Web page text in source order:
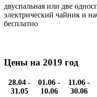
двуспальная или две
электрический чайник и
бесплатно
Цены на 2019 год
28.04 -
31.05
01.06 -
10.06
11.06 -
30.06